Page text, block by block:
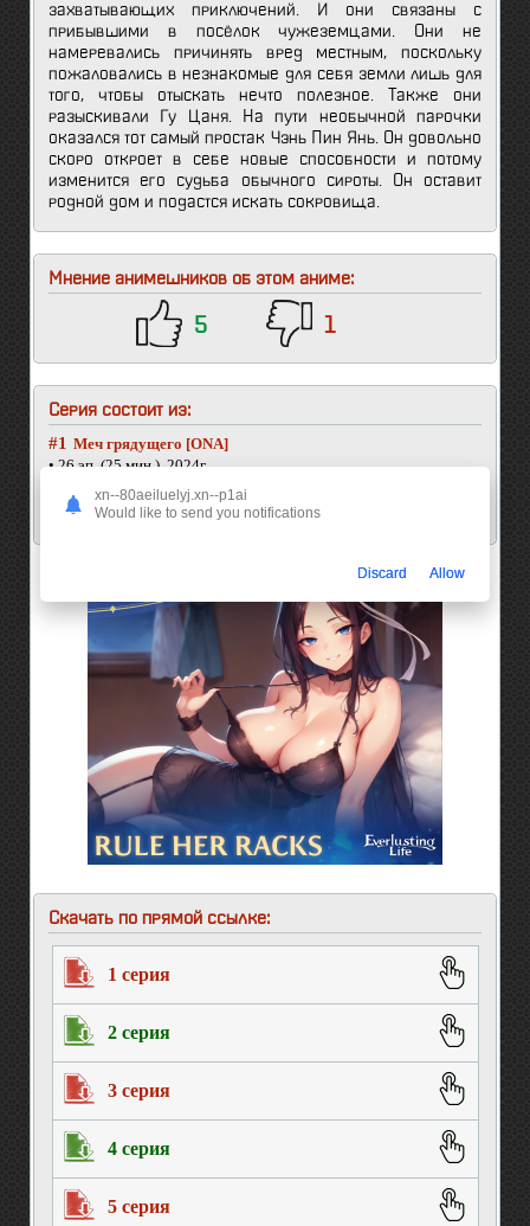
захватывающих приключений. И они связаны с
прибывшими в посёлок чужеземцами. Они не
намеревались причинять вред местным, поскольку
пожаловались в незнакомые для себя земли лишь для
того, чтобы отыскать нечто полезное. Также они
разыскивали Гу Цаня. На пути необычной парочки
оказался тот самый простак Чэнь Пин Янь. Он довольно
скоро откроет в себе новые способности и потому
изменится его судьба обычного сироты. Он оставит
родной дом и подастся искать сокровища.
Мнение анимешников об этом аниме:
5 1
Серия состоит из:
#1 Меч грядущего [ONA]
• 26 эп. (25 мин.), 2024г.
Меч грядущего (второй сезон) [ONA]
• 26 эп. (30 мин.), 2025г.
Скачать по прямой ссылке:
1 серия
2 серия
3 серия
4 серия
5 серия
xn--80aeiluelyj.xn--p1ai
Would like to send you notifications
Discard Allow